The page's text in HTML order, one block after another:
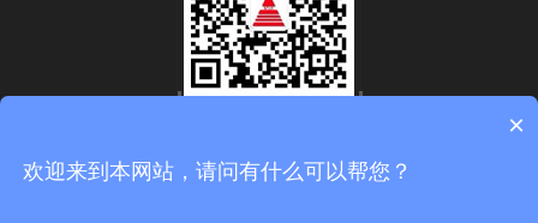
备案号：
京ICP备10038001号
×
欢迎来到本网站，请问有什么可以帮您？